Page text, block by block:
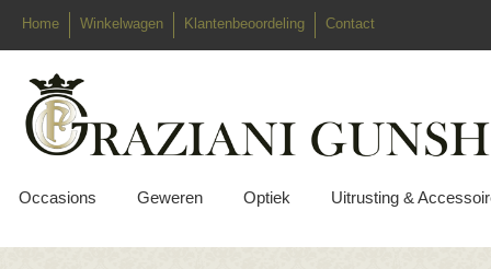
Home Winkelwagen Klantenbeoordeling Contact
Occasions Geweren Optiek Uitrusting &